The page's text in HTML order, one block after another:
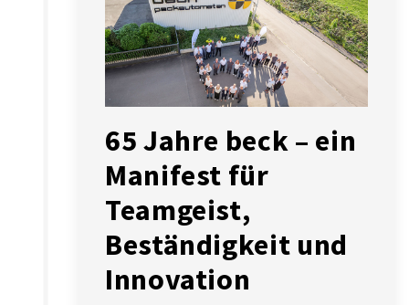
65 Jahre beck – ein
Manifest für
Teamgeist,
Beständigkeit und
Innovation